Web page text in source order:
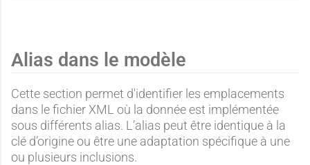
Alias dans le modèle
Cette section permet d'identifier les emplacements
dans le fichier XML où la donnée est implémentée
sous différents alias. L’alias peut être identique à la
clé d’origine ou être une adaptation spécifique à une
ou plusieurs inclusions.